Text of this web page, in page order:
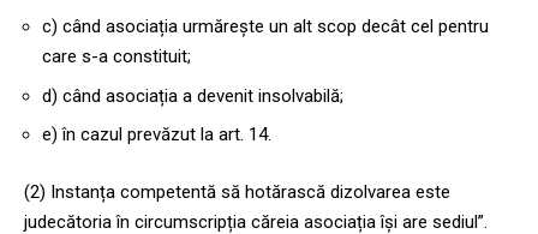
c) când asociația urmărește un alt scop decât cel pentru
care s-a constituit;
d) când asociația a devenit insolvabilă;
e) în cazul prevăzut la art. 14.
(2) Instanța competentă să hotărască dizolvarea este
judecătoria în circumscripția căreia asociația își are sediul”.